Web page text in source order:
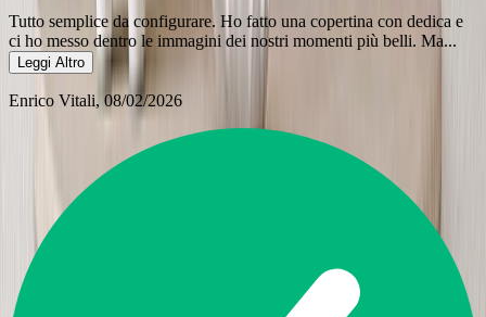
Tutto semplice da configurare. Ho fatto una copertina con dedica e
ci ho messo dentro le immagini dei nostri momenti più belli. Ma...
Leggi Altro
Enrico Vitali, 08/02/2026